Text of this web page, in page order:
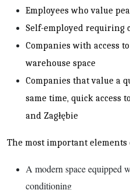
Employees who value
Self-employed requiring
Companies with access
warehouse space
Companies that value a
same time, quick access
and Zagłębie
The most important
A modern space equipped
conditioning